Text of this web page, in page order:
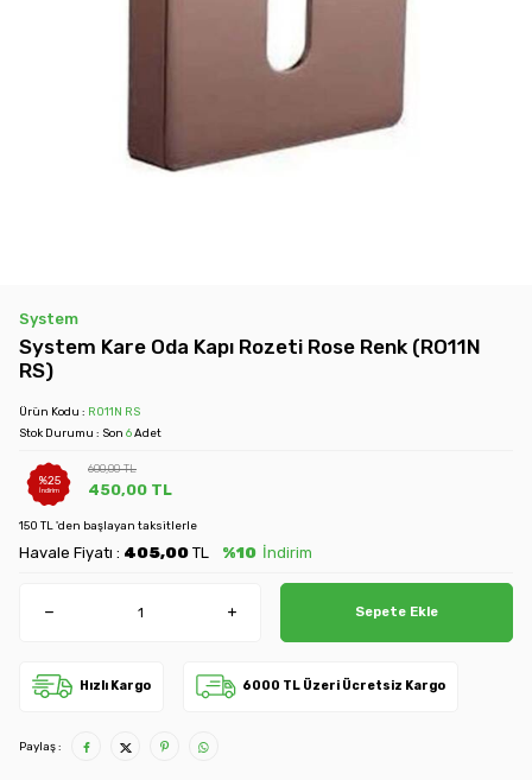
System
System Kare Oda Kapı Rozeti Rose Renk (RO11N
RS)
Ürün Kodu : RO11N RS
Stok Durumu : Son 6Adet
%25
İndirim
600,00TL
450,00 TL
150 TL 'den başlayan taksitlerle
Havale Fiyatı : 405,00 TL %10 İndirim
Sepete Ekle
Hızlı Kargo 6000 TL Üzeri Ücretsiz Kargo
Paylaş :